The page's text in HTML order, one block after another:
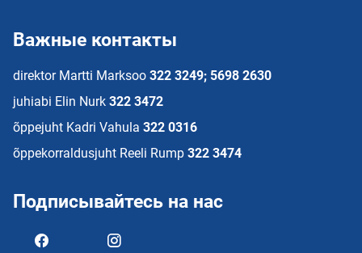
Важные контакты
direktor Martti Marksoo 322 3249; 5698 2630
juhiabi Elin Nurk 322 3472
õppejuht Kadri Vahula 322 0316
õppekorraldusjuht Reeli Rump 322 3474
Подписывайтесь на нас